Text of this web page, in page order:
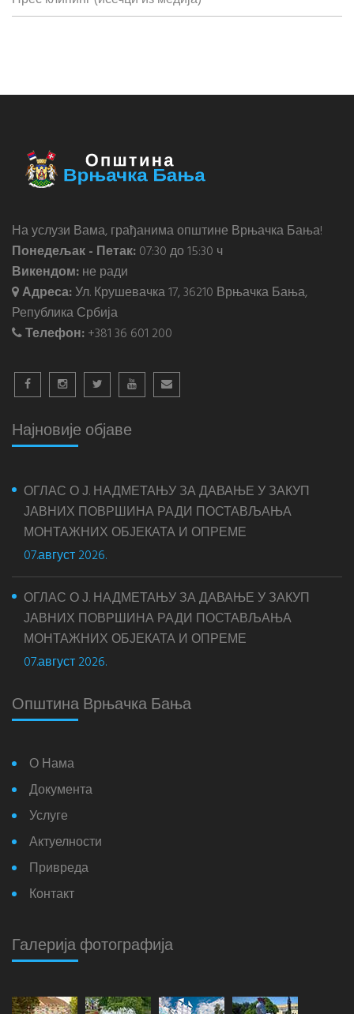
На услузи Вама, грађанима општине Врњачка Бања!
Понедељак - Петак:07:30 до 15:30 ч
Викендом:не ради
Адреса:Ул. Крушевачка 17, 36210 Врњачка Бања,
Република Србија
Телефон:+381 36 601 200
Најновије објаве
ОГЛАС О Ј. НАДМЕТАЊУ ЗА ДАВАЊЕ У ЗАКУП
ЈАВНИХ ПОВРШИНА РАДИ ПОСТАВЉАЊА
МОНТАЖНИХ ОБЈЕКАТА И ОПРЕМЕ
07.август 2026.
ОГЛАС О Ј. НАДМЕТАЊУ ЗА ДАВАЊЕ У ЗАКУП
ЈАВНИХ ПОВРШИНА РАДИ ПОСТАВЉАЊА
МОНТАЖНИХ ОБЈЕКАТА И ОПРЕМЕ
07.август 2026.
Општина Врњачка Бања
О Нама
Документа
Услуге
Актуелности
Привреда
Контакт
Галерија фотографија